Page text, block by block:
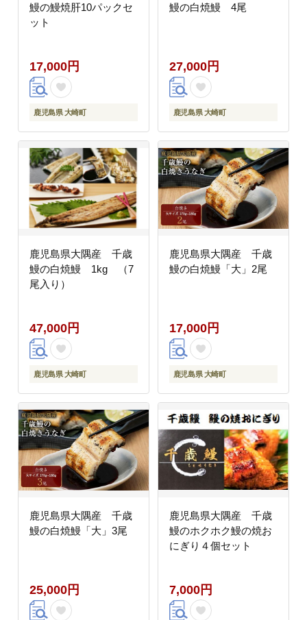
鰻の鰻焼肝10パックセ
ット
17,000円
鹿児島県 大崎町
鰻の白焼鰻 4尾
27,000円
鹿児島県 大崎町
鹿児島県大隅産 千歳
鰻の白焼鰻 1kg （7
尾入り）
47,000円
鹿児島県 大崎町
鹿児島県大隅産 千歳
鰻の白焼鰻「大」2尾
17,000円
鹿児島県 大崎町
鹿児島県大隅産 千歳
鰻の白焼鰻「大」3尾
25,000円
鹿児島県大隅産 千歳
鰻のホクホク鰻の焼お
にぎり４個セット
7,000円